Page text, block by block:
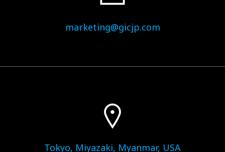
marketing@gicjp.com
Tokyo, Miyazaki, Myanmar, USA